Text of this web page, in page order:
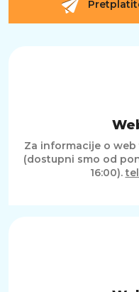
Za informacije o
(dostupni smo od
16:00).